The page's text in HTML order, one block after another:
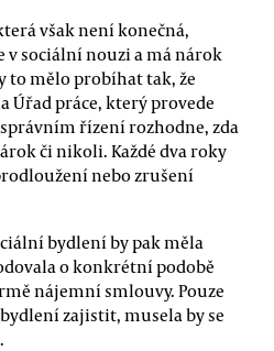
však není konečná,
v sociální nouzi a má nárok
to mělo probíhat tak, že
Úřad práce, který provede
řízení rozhodne, zda
či nikoli. Každé dva roky
nebo zrušení
bydlení by pak měla
o konkrétní podobě
nájemní smlouvy. Pouze
zajistit, musela by se